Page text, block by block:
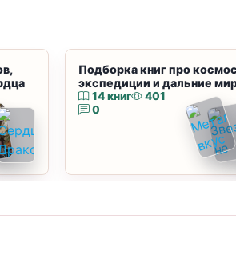
Подборка книг про
экспедиции и дальние
14 книг
401
0